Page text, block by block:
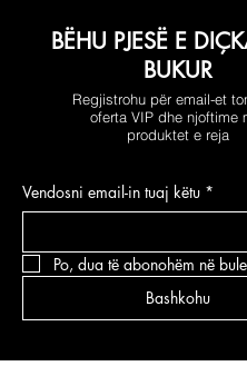
BËHU PJESË E
BUKUR
Regjistrohu për email-et
oferta VIP dhe njoftime
produktet e reja
Vendosni email-in tuaj këtu *
Po, dua të abonohëm në
Bashkohu